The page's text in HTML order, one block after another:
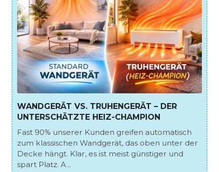
WANDGERÄT VS. TRUHENGERÄT – DER
UNTERSCHÄTZTE HEIZ-CHAMPION
Fast 90% unserer Kunden greifen automatisch
zum klassischen Wandgerät, das oben unter der
Decke hängt. Klar, es ist meist günstiger und
spart Platz. A...